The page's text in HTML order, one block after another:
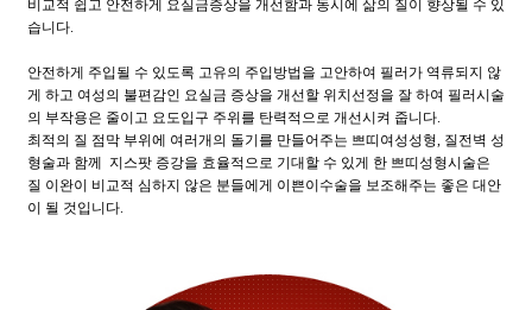
비교적 쉽고 안전하게 요실금증상을 개선함과 동시에 삶의 질이 향상될 수 있
습니다.
안전하게 주입될 수 있도록 고유의 주입방법을 고안하여 필러가 역류되지 않
게 하고 여성의 불편감인 요실금 증상을 개선할 위치선정을 잘 하여 필러시술
의 부작용은 줄이고 요도입구 주위를 탄력적으로 개선시켜 줍니다.
최적의 질 점막 부위에 여러개의 돌기를 만들어주는 쁘띠여성성형, 질전벽 성
형술과 함께 지스팟 증강을 효율적으로 기대할 수 있게 한 쁘띠성형시술은
질 이완이 비교적 심하지 않은 분들에게 이쁜이수술을 보조해주는 좋은 대안
이 될 것입니다.